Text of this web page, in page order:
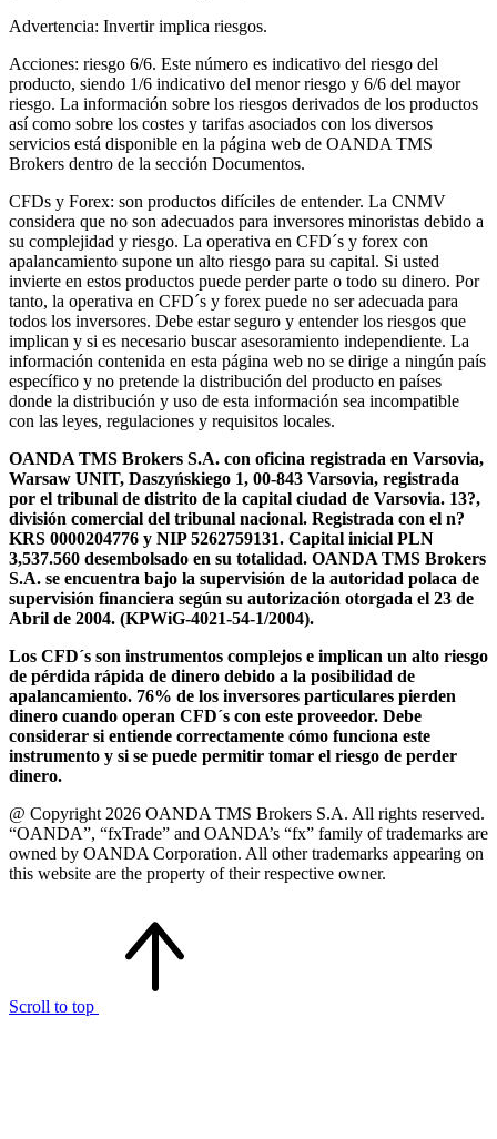
Advertencia: Invertir implica riesgos.
Acciones: riesgo 6/6. Este número es indicativo del riesgo del
producto, siendo 1/6 indicativo del menor riesgo y 6/6 del mayor
riesgo. La información sobre los riesgos derivados de los productos
así como sobre los costes y tarifas asociados con los diversos
servicios está disponible en la página web de OANDA TMS
Brokers dentro de la sección Documentos.
CFDs y Forex: son productos difíciles de entender. La CNMV
considera que no son adecuados para inversores minoristas debido a
su complejidad y riesgo. La operativa en CFD´s y forex con
apalancamiento supone un alto riesgo para su capital. Si usted
invierte en estos productos puede perder parte o todo su dinero. Por
tanto, la operativa en CFD´s y forex puede no ser adecuada para
todos los inversores. Debe estar seguro y entender los riesgos que
implican y si es necesario buscar asesoramiento independiente. La
información contenida en esta página web no se dirige a ningún país
específico y no pretende la distribución del producto en países
donde la distribución y uso de esta información sea incompatible
con las leyes, regulaciones y requisitos locales.
OANDA TMS Brokers S.A. con oficina registrada en Varsovia,
Warsaw UNIT, Daszyńskiego 1, 00-843 Varsovia, registrada
por el tribunal de distrito de la capital ciudad de Varsovia. 13?,
división comercial del tribunal nacional. Registrada con el n?
KRS 0000204776 y NIP 5262759131. Capital inicial PLN
3,537.560 desembolsado en su totalidad. OANDA TMS Brokers
S.A. se encuentra bajo la supervisión de la autoridad polaca de
supervisión financiera según su autorización otorgada el 23 de
Abril de 2004. (KPWiG-4021-54-1/2004).
Los CFD´s son instrumentos complejos e implican un alto riesgo
de pérdida rápida de dinero debido a la posibilidad de
apalancamiento. 76% de los inversores particulares pierden
dinero cuando operan CFD´s con este proveedor. Debe
considerar si entiende correctamente cómo funciona este
instrumento y si se puede permitir tomar el riesgo de perder
dinero.
@ Copyright 2026 OANDA TMS Brokers S.A. All rights reserved.
“OANDA”, “fxTrade” and OANDA’s “fx” family of trademarks are
owned by OANDA Corporation. All other trademarks appearing on
this website are the property of their respective owner.
Scroll to top